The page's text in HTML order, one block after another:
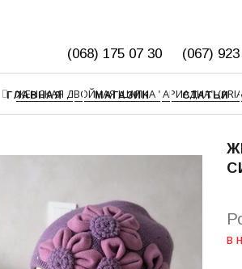
(068) 175 07 30 (067)
ГЛАВНАЯ МАГАЗИН СТАТЬИ
ЖЕНСКАЯ ДВОЙНАЯ ШАПКА "АРИАДНА"
в